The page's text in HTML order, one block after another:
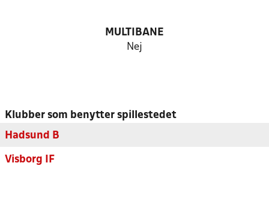
MULTIBANE
Nej
Klubber som benytter spillestedet
Hadsund B
Visborg IF